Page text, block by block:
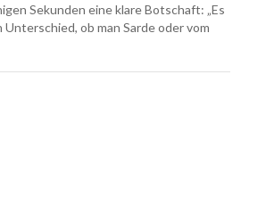
Sekunden eine klare Botschaft: „Es
Unterschied, ob man Sarde oder vom